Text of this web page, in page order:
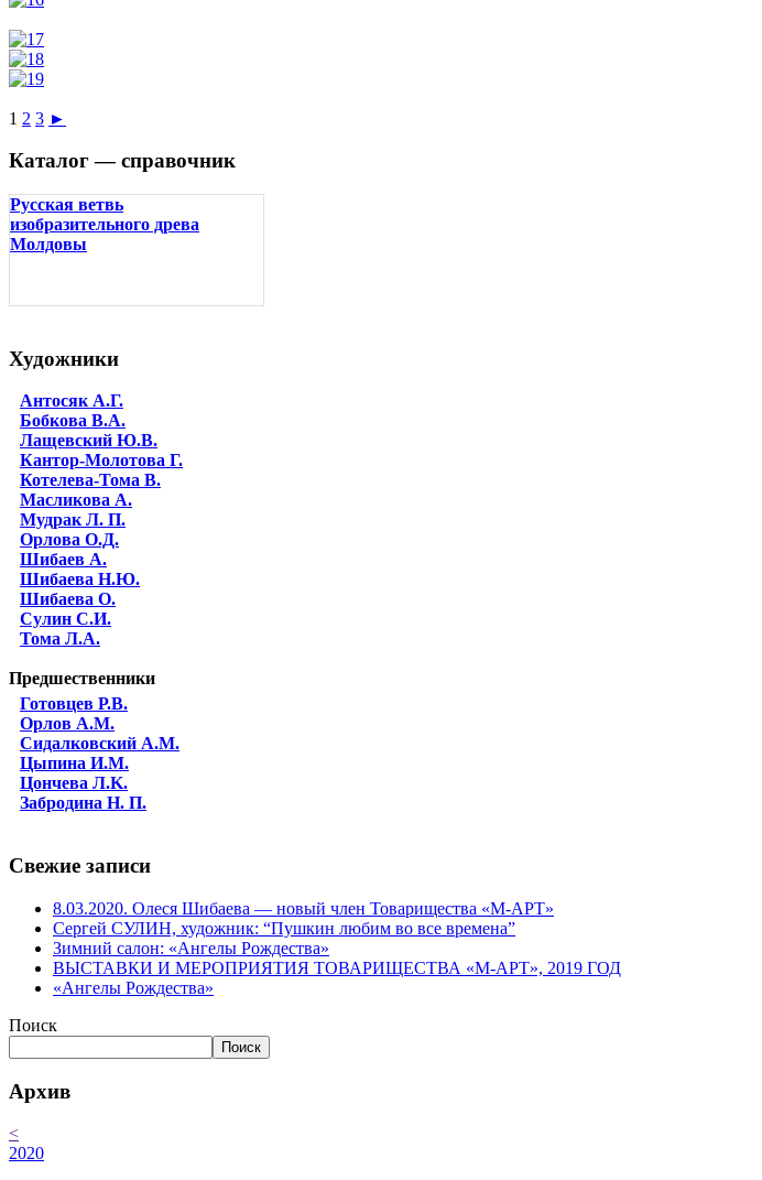
1 2 3 ►
Каталог — справочник
Русская ветвь
изобразительного древа
Молдовы
Художники
Антосяк А.Г.
Бобкова В.А.
Лащевский Ю.В.
Кантор-Молотова Г.
Котелева-Тома В.
Масликова А.
Мудрак Л. П.
Орлова О.Д.
Шибаев А.
Шибаева Н.Ю.
Шибаева O.
Сулин С.И.
Тома Л.А.
Предшественники
Готовцев Р.В.
Орлов А.М.
Сидалковский А.М.
Цыпина И.М.
Цончева Л.K.
Забродина Н. П.
Свежие записи
8.03.2020. Олеся Шибаева — новый член Товарищества «М-АРТ»
Сергей СУЛИН, художник: “Пушкин любим во все времена”
Зимний салон: «Ангелы Рождества»
ВЫСТАВКИ И МЕРОПРИЯТИЯ ТОВАРИЩЕСТВА «М-АРТ», 2019 ГОД
«Ангелы Рождества»
Поиск
Поиск
Архив
<
2020